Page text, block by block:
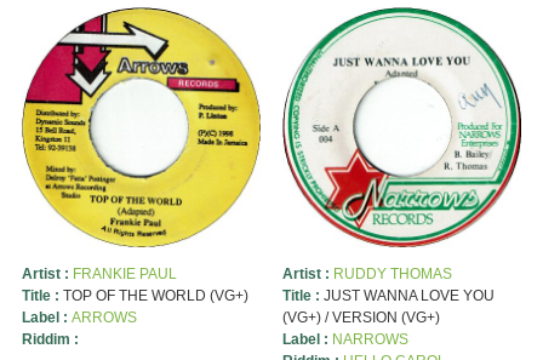
Artist : FRANKIE PAUL
Title : TOP OF THE WORLD (VG+)
Label : ARROWS
Riddim :
Artist : RUDDY THOMAS
Title : JUST WANNA LOVE YOU
(VG+) / VERSION (VG+)
Label : NARROWS